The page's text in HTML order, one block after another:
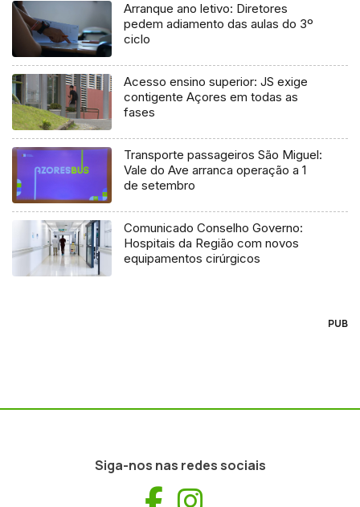
Arranque ano letivo: Diretores
pedem adiamento das aulas do 3º
ciclo
Acesso ensino superior: JS exige
contigente Açores em todas as
fases
Transporte passageiros São Miguel:
Vale do Ave arranca operação a 1
de setembro
Comunicado Conselho Governo:
Hospitais da Região com novos
equipamentos cirúrgicos
PUB
Siga-nos nas redes sociais